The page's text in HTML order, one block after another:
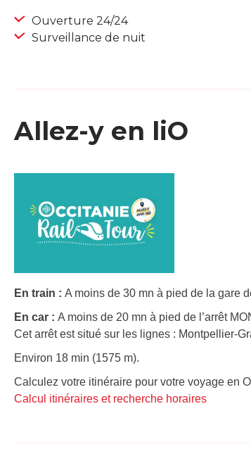
Ouverture 24/24
Surveillance de nuit
Allez-y en liO
En train : A moins de 30 mn à pied de la gare
En car : A moins de 20 mn à pied de l’arrêt
Cet arrêt est situé sur les lignes : Montpellier-
Environ 18 min (1575 m).
Calculez votre itinéraire pour votre voyage en
Calcul itinéraires et recherche horaires